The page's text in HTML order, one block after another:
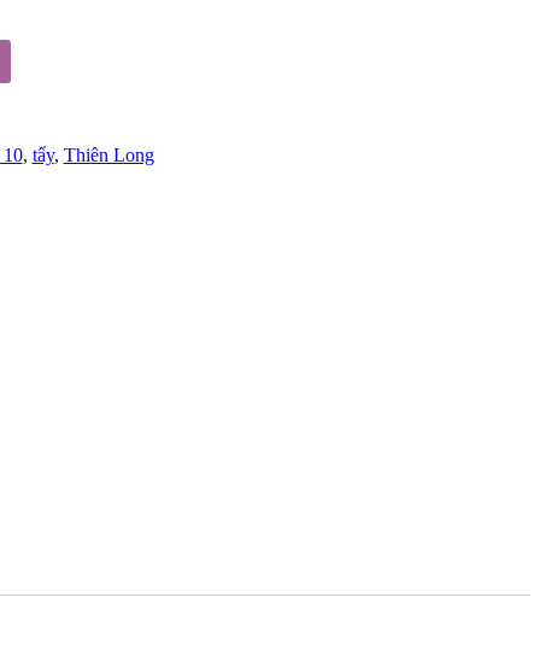
, tẩy, Thiên Long